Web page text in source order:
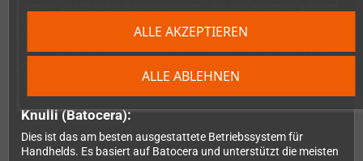
ALLE ABLEHNEN
ALLE AKZEPTIEREN
unterstützt die meisten klassischen Systeme.
Allerdings ist es hauptsächlich auf Konsolen ausgerichtet und
Knulli (Batocera):
Dies ist das am besten ausgestattete Betriebssystem für
Handhelds. Es basiert auf Batocera und unterstützt die meisten